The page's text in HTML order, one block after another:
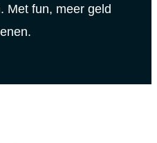
Met fun, meer geld